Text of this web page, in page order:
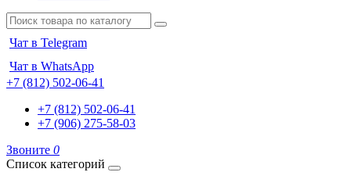
Чат в Telegram
Чат в WhatsApp
+7 (812) 502-06-41
+7 (812) 502-06-41
+7 (906) 275-58-03
Звоните 0
Список категорий